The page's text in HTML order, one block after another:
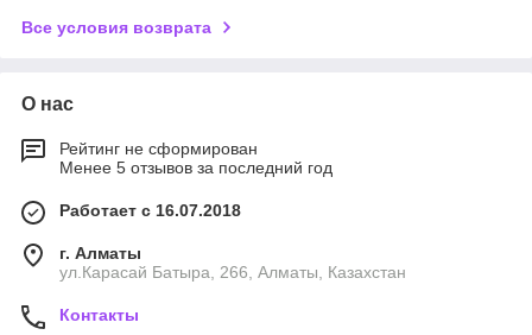
Все условия возврата
О нас
Рейтинг не сформирован
Менее 5 отзывов за последний год
Работает с 16.07.2018
г. Алматы
ул.Карасай Батыра, 266, Алматы, Казахстан
Контакты